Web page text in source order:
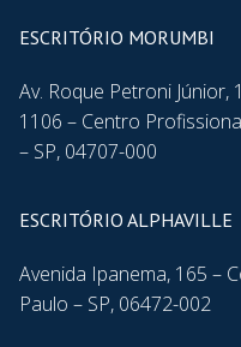
ESCRITÓRIO MORUMBI
Av. Roque Petroni Júnior,
1106 – Centro
– SP, 04707-000
ESCRITÓRIO ALPHAVILLE
Avenida Ipanema, 165 –
Paulo – SP, 06472-002